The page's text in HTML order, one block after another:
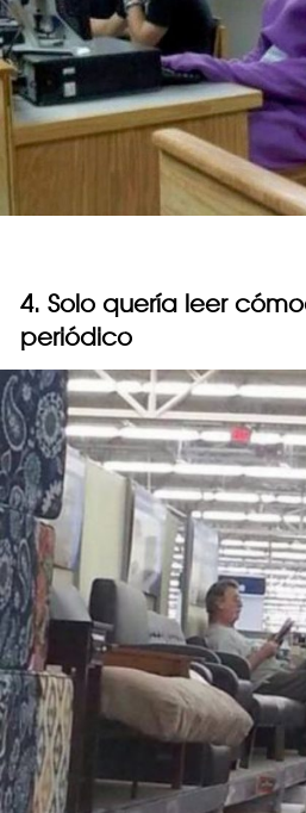
4. Solo quería leer
periódico